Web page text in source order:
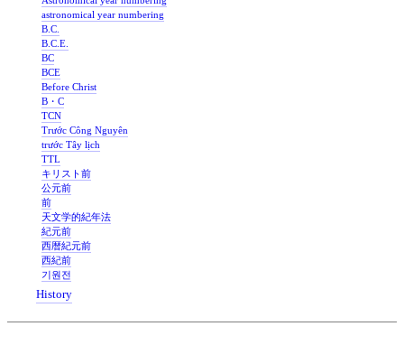
astronomical year numbering
B.C.
B.C.E.
BC
BCE
Before Christ
B・C
TCN
Trước Công Nguyên
trước Tây lịch
TTL
キリスト前
公元前
前
天文学的紀年法
紀元前
西暦紀元前
西紀前
기원전
History